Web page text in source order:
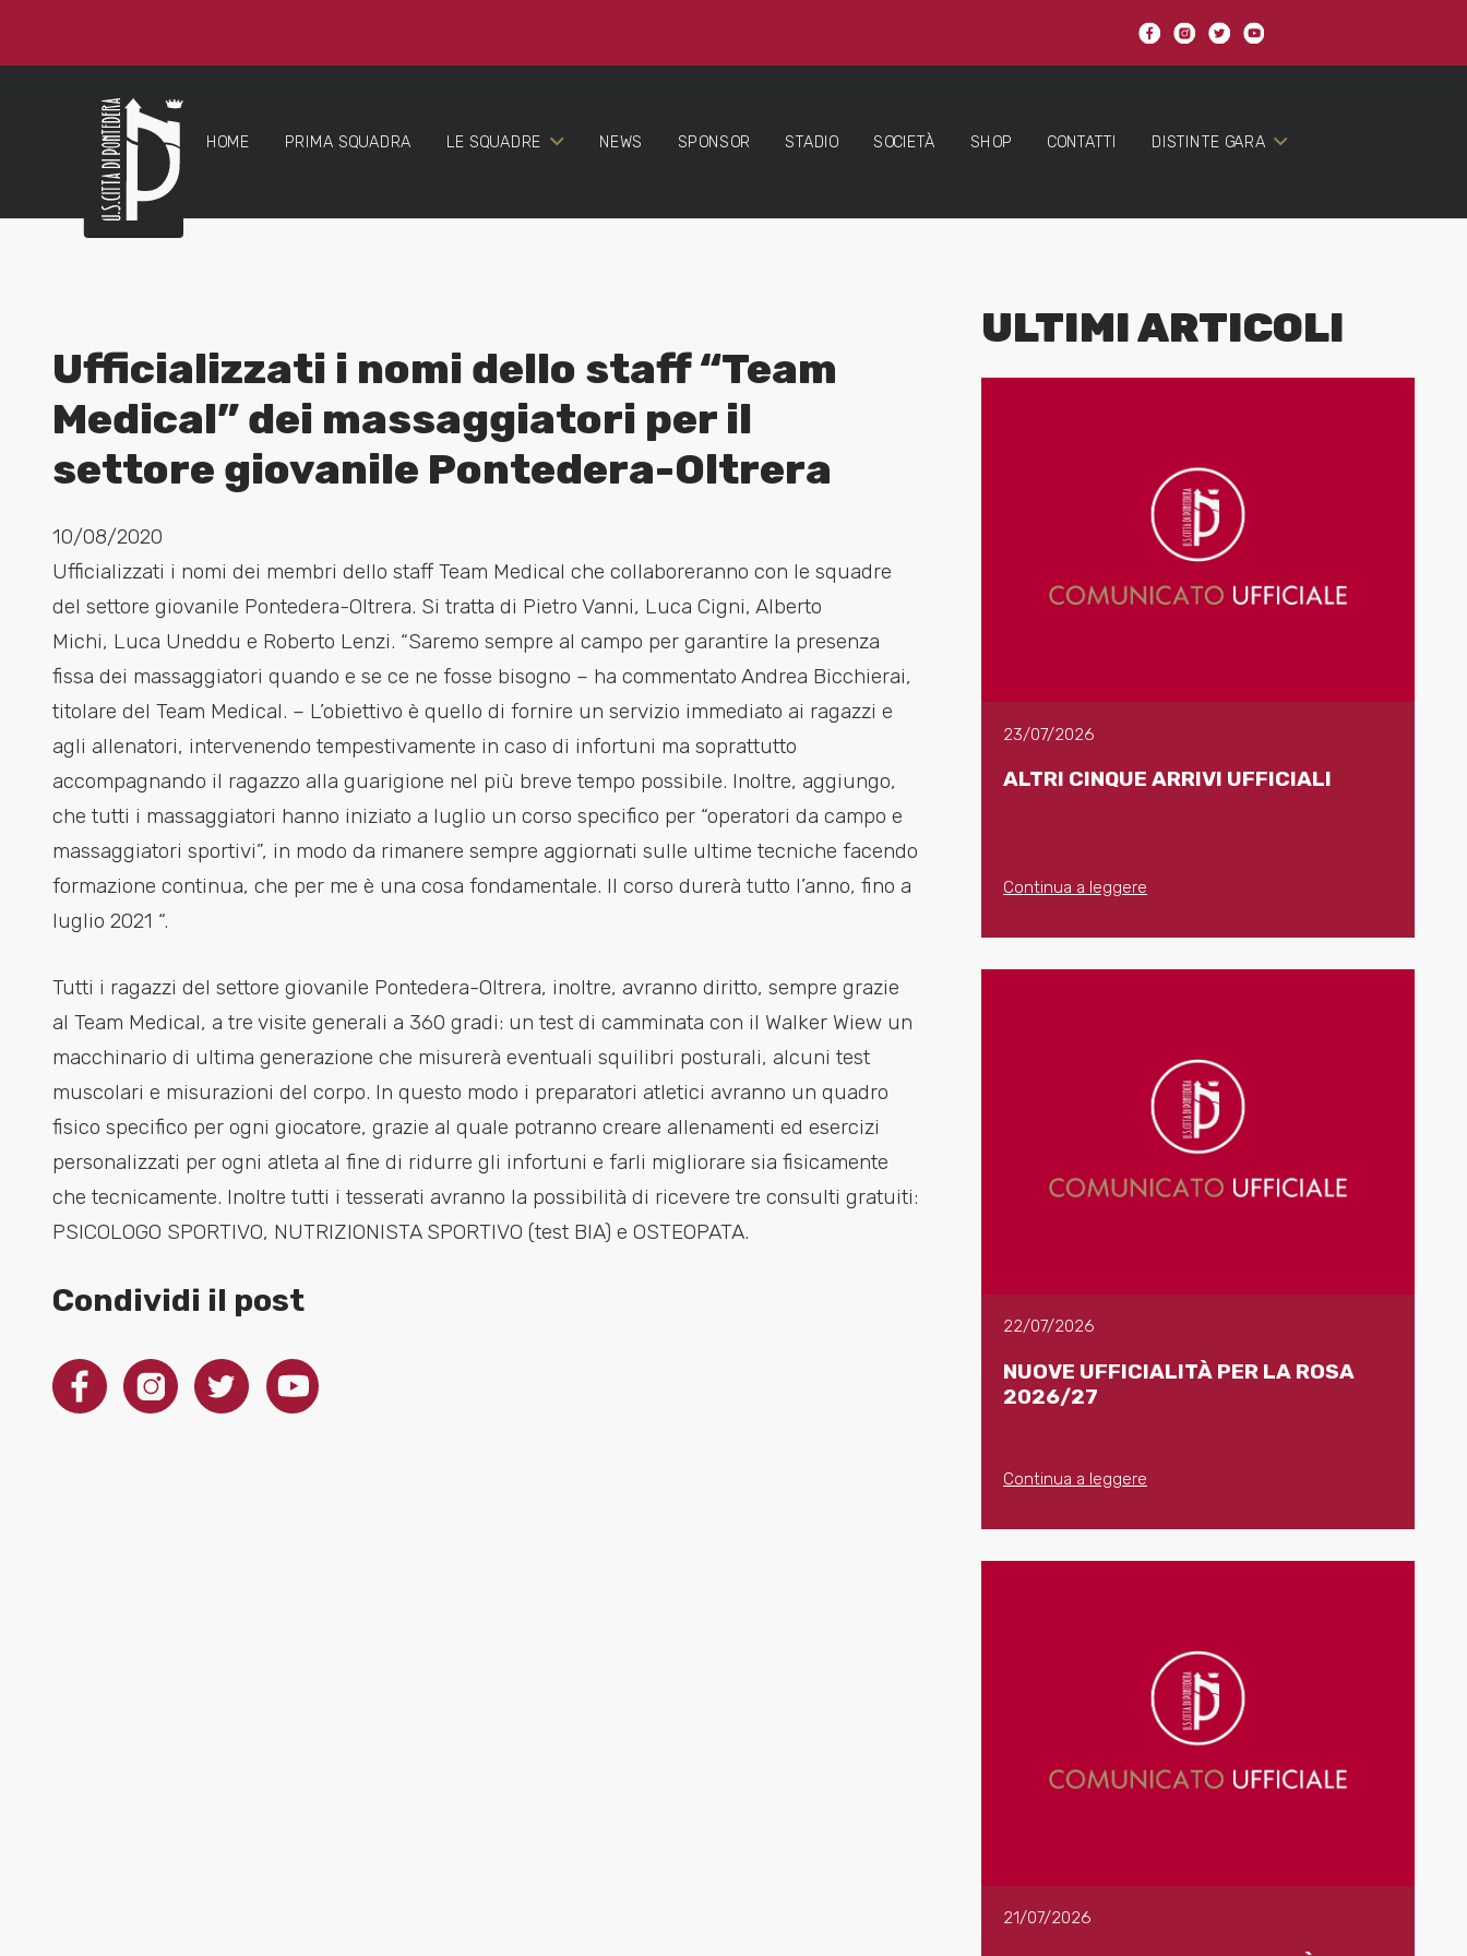
HOME PRIMA SQUADRA LE SQUADRE NEWS SPONSOR STADIO SOCIETÀ SHOP CONTATTI DISTINTE GARA
Ufficializzati i nomi dello staff “Team
Medical” dei massaggiatori per il
settore giovanile Pontedera-Oltrera
10/08/2020
Ufficializzati i nomi dei membri dello staff Team Medical che collaboreranno con le squadre
del settore giovanile Pontedera-Oltrera. Si tratta di Pietro Vanni, Luca Cigni, Alberto
Michi, Luca Uneddu e Roberto Lenzi. “Saremo sempre al campo per garantire la presenza
fissa dei massaggiatori quando e se ce ne fosse bisogno – ha commentato Andrea Bicchierai,
titolare del Team Medical. – L’obiettivo è quello di fornire un servizio immediato ai ragazzi e
agli allenatori, intervenendo tempestivamente in caso di infortuni ma soprattutto
accompagnando il ragazzo alla guarigione nel più breve tempo possibile. Inoltre, aggiungo,
che tutti i massaggiatori hanno iniziato a luglio un corso specifico per “operatori da campo e
massaggiatori sportivi”, in modo da rimanere sempre aggiornati sulle ultime tecniche facendo
formazione continua, che per me è una cosa fondamentale. Il corso durerà tutto l’anno, fino a
luglio 2021 “.
Tutti i ragazzi del settore giovanile Pontedera-Oltrera, inoltre, avranno diritto, sempre grazie
al Team Medical, a tre visite generali a 360 gradi: un test di camminata con il Walker Wiew un
macchinario di ultima generazione che misurerà eventuali squilibri posturali, alcuni test
muscolari e misurazioni del corpo. In questo modo i preparatori atletici avranno un quadro
fisico specifico per ogni giocatore, grazie al quale potranno creare allenamenti ed esercizi
personalizzati per ogni atleta al fine di ridurre gli infortuni e farli migliorare sia fisicamente
che tecnicamente. Inoltre tutti i tesserati avranno la possibilità di ricevere tre consulti gratuiti:
PSICOLOGO SPORTIVO, NUTRIZIONISTA SPORTIVO (test BIA) e OSTEOPATA.
Condividi il post
ULTIMI ARTICOLI
23/07/2026
ALTRI CINQUE ARRIVI UFFICIALI
Continua a leggere
22/07/2026
NUOVE UFFICIALITÀ PER LA ROSA
2026/27
Continua a leggere
21/07/2026